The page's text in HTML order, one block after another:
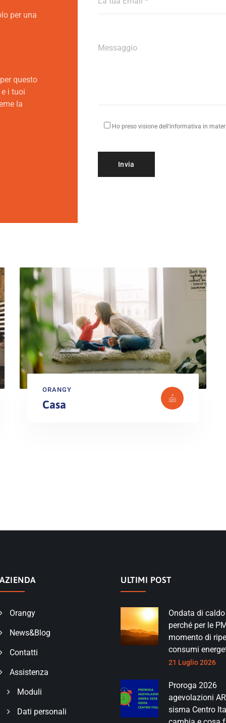
per una
questo
i tuoi
la
Ho preso visione dell’informativa in
ORANGY
Casa
AZIENDA
Orangy
News&Blog
Contatti
Assistenza
Moduli
Dati personali
ULTIMI POST
Ondata di
perché per le
momento di
consumi
21 Luglio 2026
Proroga 2026
agevolazioni
sisma Centro